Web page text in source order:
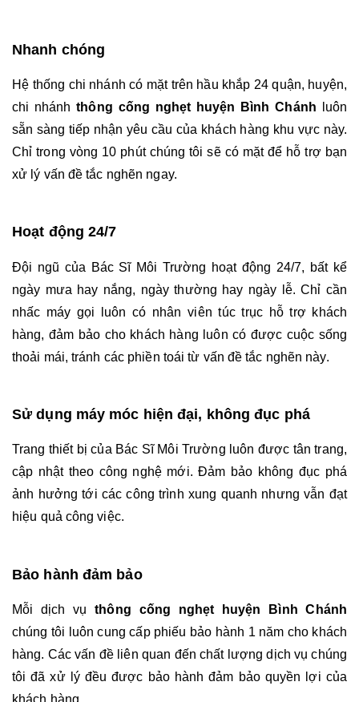
Nhanh chóng
Hệ thống chi nhánh có mặt trên hầu khắp 24 quận, huyện,
chi nhánh thông cống nghẹt huyện Bình Chánh
luôn
sẵn sàng tiếp nhận yêu cầu của khách hàng khu vực này.
Chỉ trong vòng 10 phút chúng tôi sẽ có mặt để hỗ trợ bạn
xử lý vấn đề tắc nghẽn ngay.
Hoạt động 24/7
Đội ngũ của Bác Sĩ Môi Trường hoạt động 24/7, bất kể
ngày mưa hay nắng, ngày thường hay ngày lễ. Chỉ cần
nhấc máy gọi luôn có nhân viên túc trục hỗ trợ khách
hàng, đảm bảo cho khách hàng luôn có được cuộc sống
thoải mái, tránh các phiền toái từ vấn đề tắc nghẽn này.
Sử dụng máy móc hiện đại, không đục phá
Trang thiết bị của Bác Sĩ Môi Trường luôn được tân trang,
cập nhật theo công nghệ mới. Đảm bảo không đục phá
ảnh hưởng tới các công trình xung quanh nhưng vẫn đạt
hiệu quả công việc.
Bảo hành đảm bảo
Mỗi dịch vụ
chúng tôi luôn cung cấp phiếu bảo hành 1 năm cho khách
hàng. Các vấn đề liên quan đến chất lượng dịch vụ chúng
tôi đã xử lý đều được bảo hành đảm bảo quyền lợi của
khách hàng.